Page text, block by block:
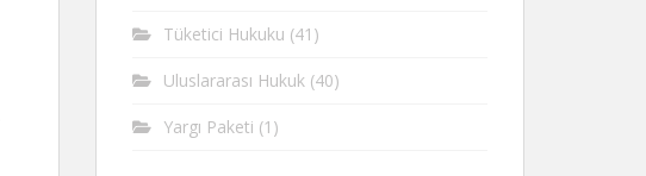
Tüketici Hukuku (41)
Uluslararası Hukuk (40)
Yargı Paketi (1)